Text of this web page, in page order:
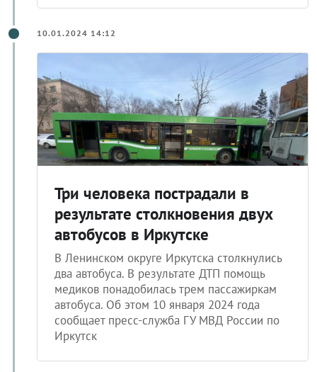
10.01.2024 14:12
Три человека пострадали в
результате столкновения двух
автобусов в Иркутске
В Ленинском округе Иркутска столкнулись
два автобуса. В результате ДТП помощь
медиков понадобилась трем пассажиркам
автобуса. Об этом 10 января 2024 года
сообщает пресс-служба ГУ МВД России по
Иркутск